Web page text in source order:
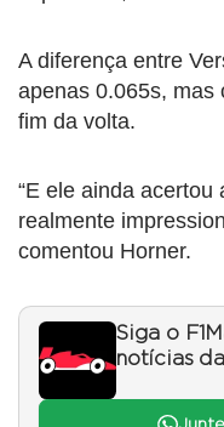
A diferença entre
apenas 0.065s, mas
fim da volta.
“E ele ainda acertou
realmente
comentou Horner.
Siga o
notícias